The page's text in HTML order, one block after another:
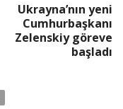
Ukrayna’nın yeni
Cumhurbaşkanı
Zelenskiy göreve
başladı